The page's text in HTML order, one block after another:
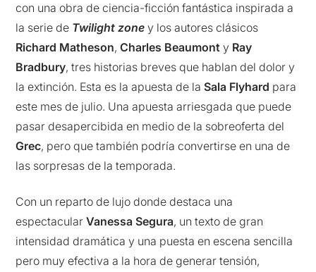
con una obra de ciencia-ficción fantástica inspirada a
la serie de Twilight zone y los autores clásicos
Richard Matheson,Charles Beaumonty Ray
Bradbury, tres historias breves que hablan del dolor y
la extinción. Esta es la apuesta de laSala Flyhard para
este mes de julio. Una apuesta arriesgada que puede
pasar desapercibida en medio de la sobreoferta del
Grec, pero que también podría convertirse en una de
las sorpresas de la temporada.
Con un reparto de lujo donde destaca una
espectacularVanessa Segura, un texto de gran
intensidad dramática y una puesta en escena sencilla
pero muy efectiva a la hora de generar tensión,